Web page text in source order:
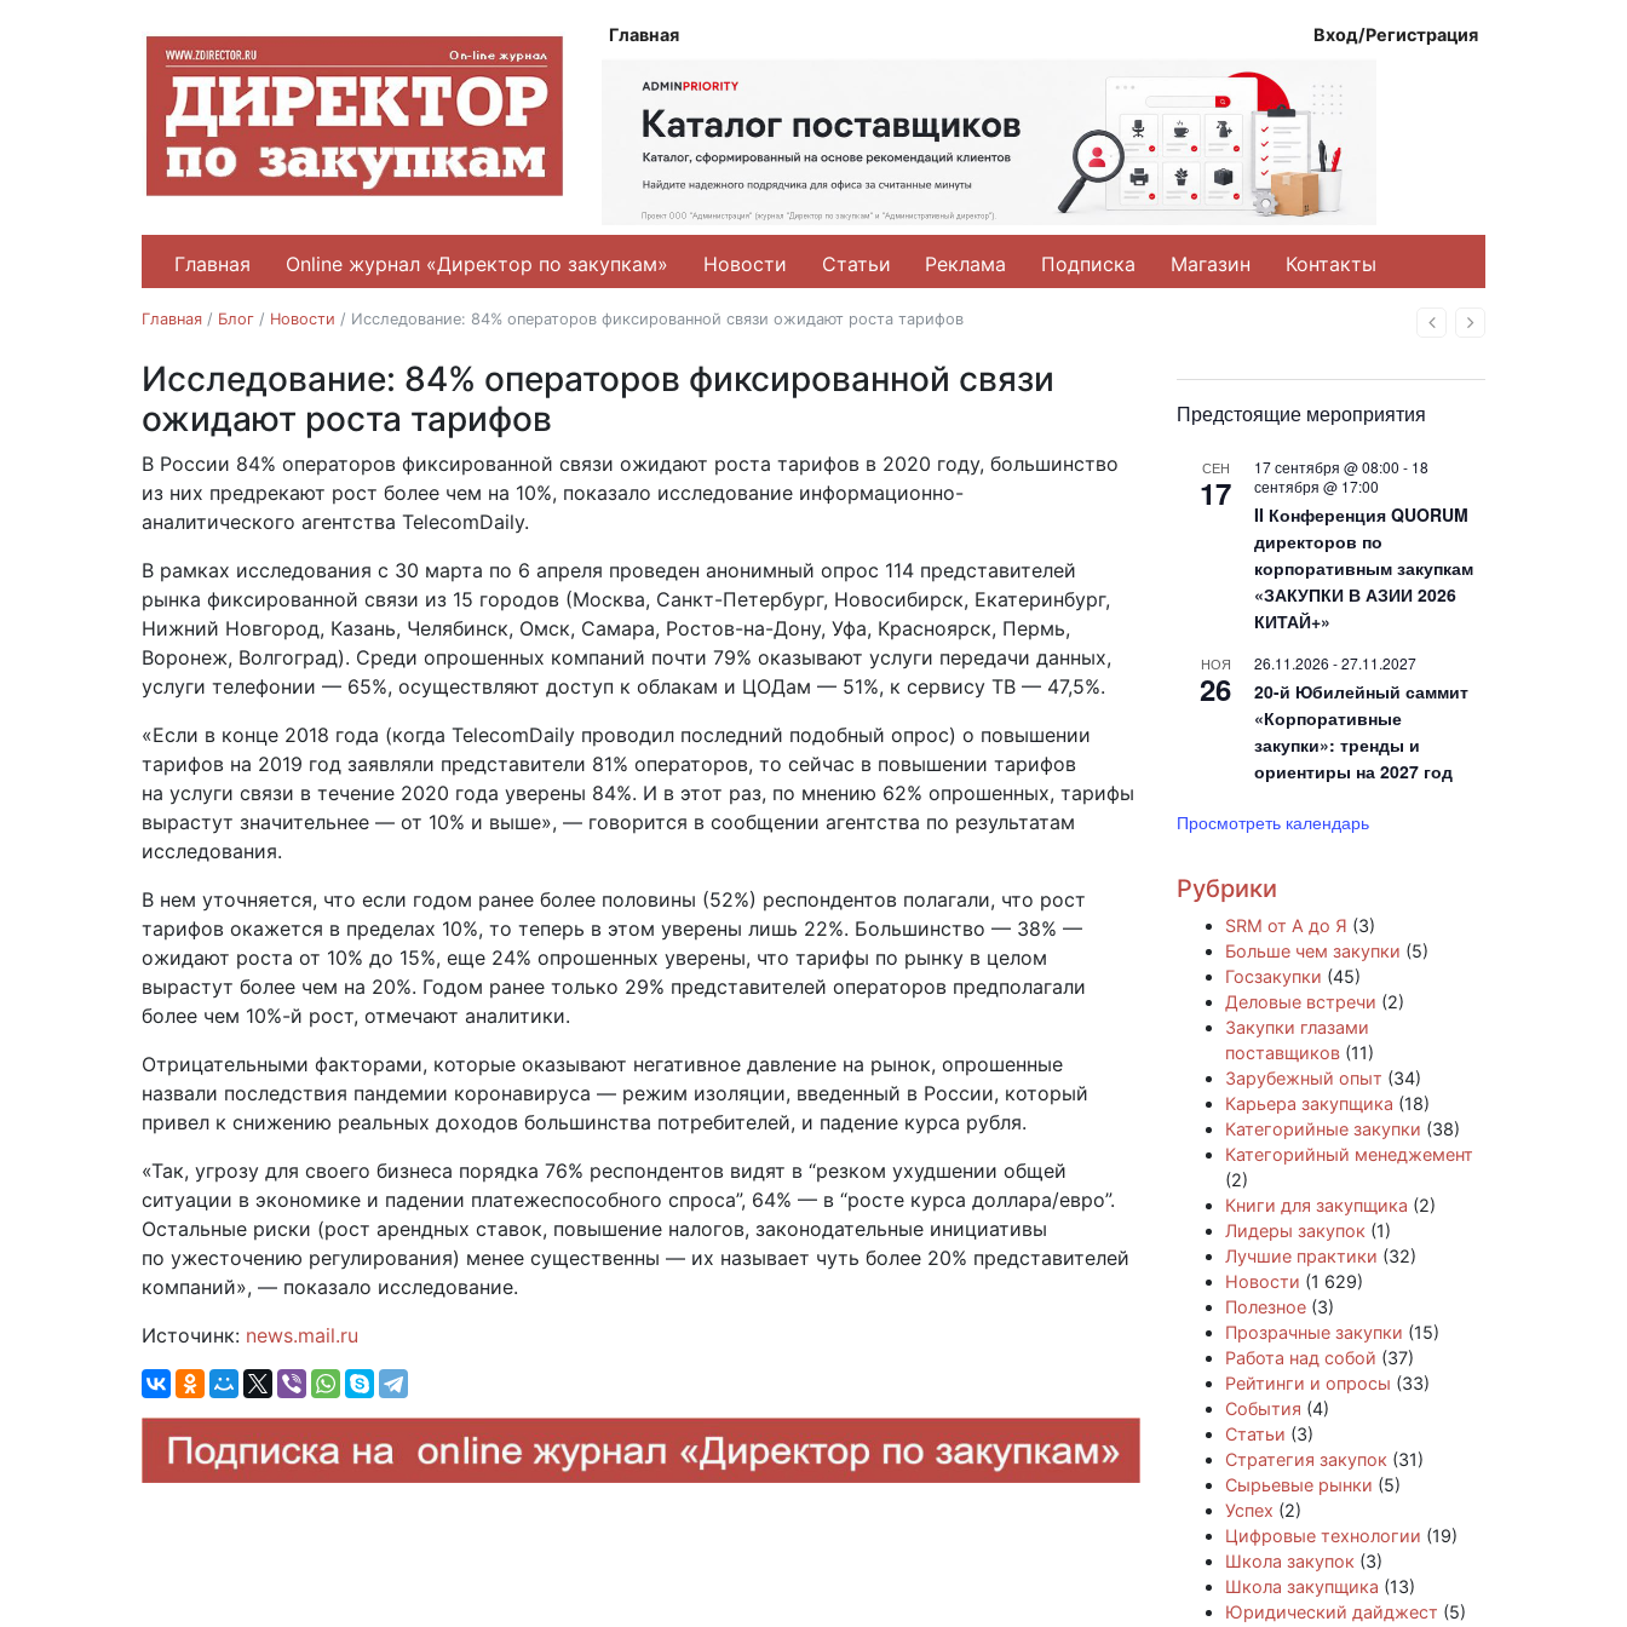
Главная Вход/Регистрация
Главная Online журнал «Директор по закупкам» Новости Статьи Реклама Подписка Магазин Контакты
НазадВперед
Главная / Блог / Новости / Исследование: 84% операторов фиксированной связи ожидают роста тарифов
Новости
Исследование: 84% операторов фиксированной связи
ожидают роста тарифов
14.04.2020
В России 84% операторов фиксированной связи ожидают роста тарифов в 2020 году, большинство
из них предрекают рост более чем на 10%, показало исследование информационно-
аналитического агентства TelecomDaily.
В рамках исследования с 30 марта по 6 апреля проведен анонимный опрос 114 представителей
рынка фиксированной связи из 15 городов (Москва, Санкт-Петербург, Новосибирск, Екатеринбург,
Нижний Новгород, Казань, Челябинск, Омск, Самара, Ростов-на-Дону, Уфа, Красноярск, Пермь,
Воронеж, Волгоград). Среди опрошенных компаний почти 79% оказывают услуги передачи данных,
услуги телефонии — 65%, осуществляют доступ к облакам и ЦОДам — 51%, к сервису ТВ — 47,5%.
«Если в конце 2018 года (когда TelecomDaily проводил последний подобный опрос) о повышении
тарифов на 2019 год заявляли представители 81% операторов, то сейчас в повышении тарифов
на услуги связи в течение 2020 года уверены 84%. И в этот раз, по мнению 62% опрошенных, тарифы
вырастут значительнее — от 10% и выше», — говорится в сообщении агентства по результатам
исследования.
В нем уточняется, что если годом ранее более половины (52%) респондентов полагали, что рост
тарифов окажется в пределах 10%, то теперь в этом уверены лишь 22%. Большинство — 38% —
ожидают роста от 10% до 15%, еще 24% опрошенных уверены, что тарифы по рынку в целом
вырастут более чем на 20%. Годом ранее только 29% представителей операторов предполагали
более чем 10%-й рост, отмечают аналитики.
Отрицательными факторами, которые оказывают негативное давление на рынок, опрошенные
назвали последствия пандемии коронавируса — режим изоляции, введенный в России, который
привел к снижению реальных доходов большинства потребителей, и падение курса рубля.
«Так, угрозу для своего бизнеса порядка 76% респондентов видят в “резком ухудшении общей
ситуации в экономике и падении платежеспособного спроса”, 64% — в “росте курса доллара/евро”.
Остальные риски (рост арендных ставок, повышение налогов, законодательные инициативы
по ужесточению регулирования) менее существенны — их называет чуть более 20% представителей
компаний», — показало исследование.
Источинк: news.mail.ru
Предстоящие мероприятия
СЕН
17
17 сентября @ 08:00 - 18
сентября @ 17:00
II Конференция QUORUM
директоров по
корпоративным закупкам
«ЗАКУПКИ В АЗИИ 2026
КИТАЙ+»
НОЯ
26
26.11.2026 -27.11.2027
20-й Юбилейный саммит
«Корпоративные
закупки»: тренды и
ориентиры на 2027 год
Просмотреть календарь
Рубрики
SRM от А до Я (3)
Больше чем закупки (5)
Госзакупки (45)
Деловые встречи (2)
Закупки глазами
поставщиков (11)
Зарубежный опыт (34)
Карьера закупщика (18)
Категорийные закупки (38)
Категорийный менеджемент
(2)
Книги для закупщика (2)
Лидеры закупок (1)
Лучшие практики (32)
Новости (1 629)
Полезное (3)
Прозрачные закупки (15)
Работа над собой (37)
Рейтинги и опросы (33)
События (4)
Статьи (3)
Стратегия закупок (31)
Сырьевые рынки (5)
Успех (2)
Цифровые технологии (19)
Школа закупок (3)
Школа закупщика (13)
Юридический дайджест (5)